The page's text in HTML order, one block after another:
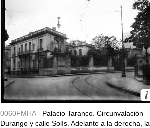
0060FMHA - Palacio Taranco. Circunvalación
Durango y calle Solís. Adelante a la derecha, la